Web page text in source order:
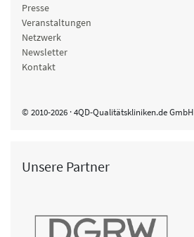
Presse
Veranstaltungen
Netzwerk
Newsletter
Kontakt
© 2010-2026 · 4QD-Qualitätskliniken.de GmbH
Unsere Partner